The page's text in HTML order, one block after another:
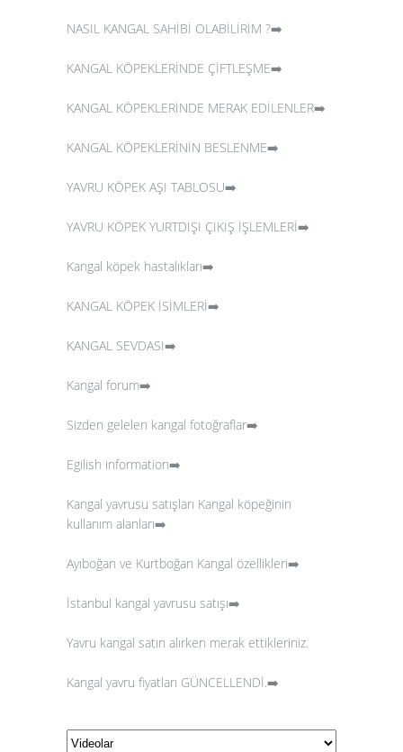
NASIL KANGAL SAHİBİ OLABİLİRİM ?➡️
KANGAL KÖPEKLERİNDE ÇİFTLEŞME➡️
KANGAL KÖPEKLERİNDE MERAK EDİLENLER➡️
KANGAL KÖPEKLERİNİN BESLENME➡️
YAVRU KÖPEK AŞI TABLOSU➡️
YAVRU KÖPEK YURTDIŞI ÇIKIŞ İŞLEMLERİ➡️
Kangal köpek hastalıkları➡️
KANGAL KÖPEK İSİMLERİ➡️
KANGAL SEVDASI➡️
Kangal forum➡️
Sizden gelelen kangal fotoğraflar➡️
Egilish information➡️
Kangal yavrusu satışları Kangal köpeğinin
kullanım alanları➡️
Ayıboğan ve Kurtboğan Kangal özellikleri➡️
İstanbul kangal yavrusu satışı➡️
Yavru kangal satın alırken merak ettikleriniz.
Kangal yavru fiyatları GÜNCELLENDİ.➡️